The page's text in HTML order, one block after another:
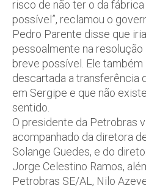
risco de não ter o da
possível”, reclamou o
Pedro Parente disse que
pessoalmente na
breve possível. Ele
descartada a transferência
em Sergipe e que não
sentido.
O presidente da Petrobras
acompanhado da diretora
Solange Guedes, e do
Jorge Celestino Ramos,
Petrobras SE/AL, Nilo